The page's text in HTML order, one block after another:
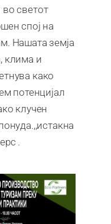
во светот
спој на
Нашата земја
клима и
како
потенцијал
клучен
.